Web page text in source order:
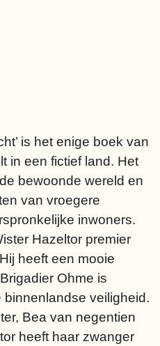
is het enige boek van
in een fictief land. Het
bewoonde wereld en
van vroegere
inwoners.
Hazeltor premier
heeft een mooie
Ohme is
veiligheid.
Bea van negentien
heeft haar zwanger